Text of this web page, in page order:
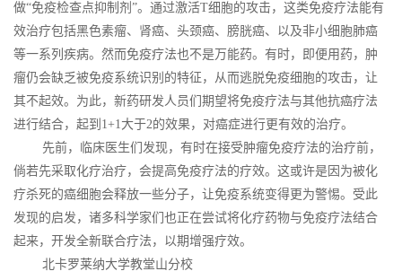
做“免疫检查点抑制剂”。通过激活T细胞的攻击，这类免疫疗法能有
效治疗包括黑色素瘤、肾癌、头颈癌、膀胱癌、以及非小细胞肺癌
等一系列疾病。然而免疫疗法也不是万能药。有时，即便用药，肿
瘤仍会缺乏被免疫系统识别的特征，从而逃脱免疫细胞的攻击，让
其不起效。为此，新药研发人员们期望将免疫疗法与其他抗癌疗法
进行结合，起到1+1大于2的效果，对癌症进行更有效的治疗。
先前，临床医生们发现，有时在接受肿瘤免疫疗法的治疗前，
倘若先采取化疗治疗，会提高免疫疗法的疗效。这或许是因为被化
疗杀死的癌细胞会释放一些分子，让免疫系统变得更为警惕。受此
发现的启发，诸多科学家们也正在尝试将化疗药物与免疫疗法结合
起来，开发全新联合疗法，以期增强疗效。
北卡罗莱纳大学教堂山分校